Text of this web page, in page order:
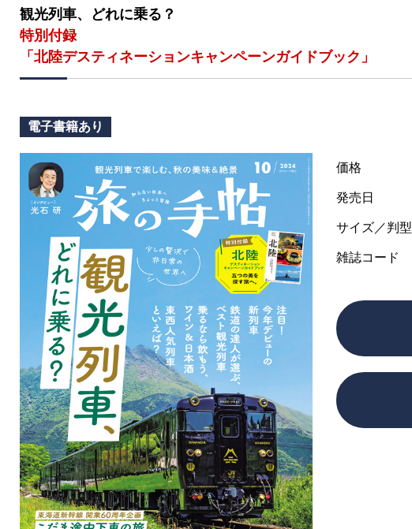
観光列車、どれに乗る？
特別付録
「北陸デスティネーションキャンペーンガイドブック」
電子書籍あり
価格
発売日
サイズ／判型
雑誌コード